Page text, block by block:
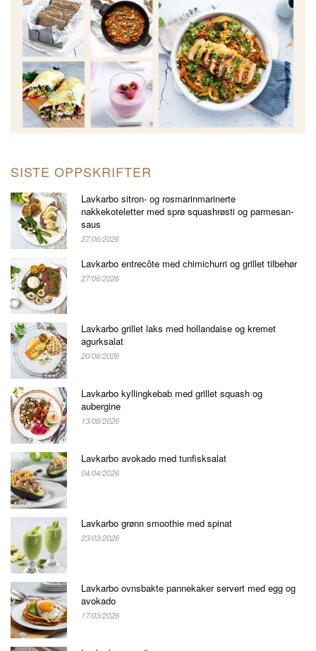
SISTE OPPSKRIFTER
Lavkarbo sitron- og rosmarinmarinerte
nakkekoteletter med sprø squashrøsti og parmesan-
saus
27/06/2026
Lavkarbo entrecôte med chimichurri og grillet tilbehør
27/06/2026
Lavkarbo grillet laks med hollandaise og kremet
agurksalat
20/06/2026
Lavkarbo kyllingkebab med grillet squash og
aubergine
13/06/2026
Lavkarbo avokado med tunfisksalat
04/04/2026
Lavkarbo grønn smoothie med spinat
23/03/2026
Lavkarbo ovnsbakte pannekaker servert med egg og
avokado
17/03/2026